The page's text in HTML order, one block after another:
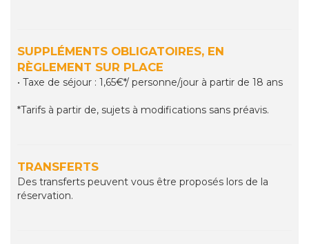
SUPPLÉMENTS OBLIGATOIRES, EN
RÈGLEMENT SUR PLACE
• Taxe de séjour : 1,65€*/ personne/jour à partir de 18 ans
*Tarifs à partir de, sujets à modifications sans préavis.
TRANSFERTS
Des transferts peuvent vous être proposés lors de la
réservation.